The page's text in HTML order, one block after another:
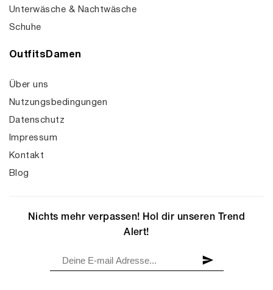
Unterwäsche & Nachtwäsche
Schuhe
OutfitsDamen
Über uns
Nutzungsbedingungen
Datenschutz
Impressum
Kontakt
Blog
Nichts mehr verpassen! Hol dir unseren Trend
Alert!